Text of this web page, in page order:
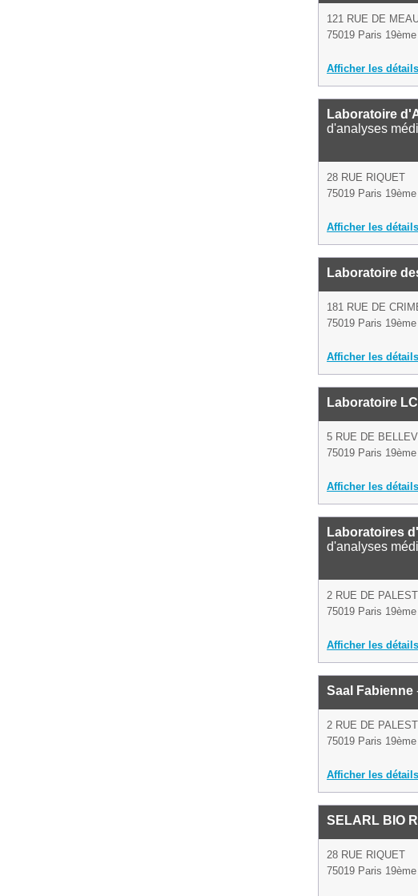
121 RUE DE
75019 Paris 19ème
Afficher les détails
Laboratoire
d'analyses
28 RUE RIQUET
75019 Paris 19ème
Afficher les détails
Laboratoire
181 RUE DE
75019 Paris 19ème
Afficher les détails
Laboratoire
5 RUE DE
75019 Paris 19ème
Afficher les détails
Laboratoires
d'analyses
2 RUE DE
75019 Paris 19ème
Afficher les détails
Saal Fabienne
2 RUE DE
75019 Paris 19ème
Afficher les détails
SELARL BIO
28 RUE RIQUET
75019 Paris 19ème